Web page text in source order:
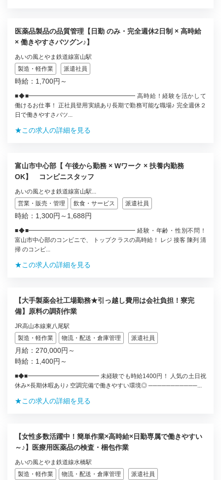
医薬品製品の品質管理【日勤 のみ・完全週休2日制 × 高時給
× 働きやすさバツグン♪】
あいの風とやま鉄道線富山駅
製造・軽作業
派遣社員
時給：1,700円～
■◆■━━━━━━━━━━━━━━━━━━ 高時給！経験を活かして
働けるお仕事！ 正社員登用実績あり長期で勤務可能な職場♪ 完全週休２
日で働きやすさバツ...
★この求人の詳細を見る
富山市中心部【 午後から勤務 × Wワーク × 扶養内勤務
OK】 コンビニスタッフ
あいの風とやま鉄道線富山駅...
営業・販売・管理
飲食・サービス 派遣社員
時給：1,300円～1,688円
■◆■━━━━━━━━━━━━━━━━━━ 経験・年齢・性別不問！
富山市中心部のコンビニで、 トップクラスの高時給！ レジ 接客 陳列 清
掃 のコンビ...
★この求人の詳細を見る
【大手製薬会社工場勤務★引っ越し費用は会社負担！寮完
備】原料の調剤作業
JR高山本線東八尾駅
製造・軽作業
物流・配送・倉庫管理 派遣社員
月給：270,000円～
時給：1,400円～
■◆■━━━━━━━━━━━━ 未経験でも時給1400円！ 人気の土日祝
休み×長期休暇あり♪ 空調完備で働きやすい環境◎ ───────────...
★この求人の詳細を見る
【女性多数活躍中！簡単作業×高時給×日勤専属で働きやすい
～♪】医療用医薬品の検査・梱包作業
あいの風とやま鉄道線水橋駅
製造・軽作業
物流・配送・倉庫管理 派遣社員